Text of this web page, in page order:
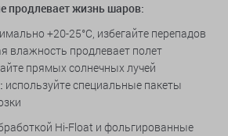
продлевает жизнь шаров:
+20-25°C, избегайте перепадов
влажность продлевает полет
прямых солнечных лучей
используйте специальные пакеты
Hi-Float и фольгированные